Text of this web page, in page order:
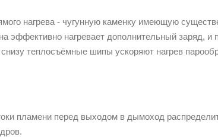
нагрева - чугунную каменку имеющую
эффективно нагревает дополнительный заряд, и
теплосъёмные шипы ускоряют нагрев
пламени перед выходом в дымоход